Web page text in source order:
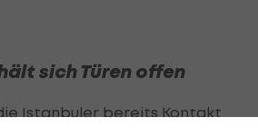
sich Türen offen
Istanbuler bereits Kontakt